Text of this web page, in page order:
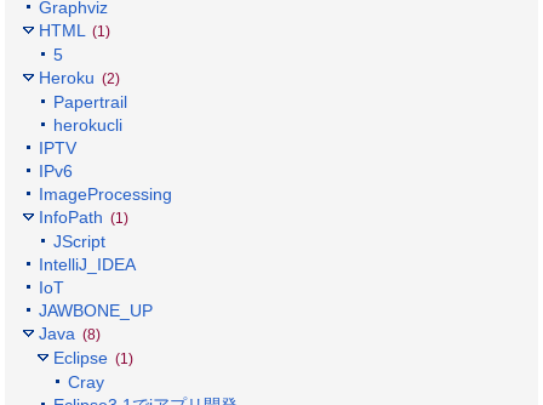
Graphviz
HTML (1)
5
Heroku (2)
Papertrail
herokucli
IPTV
IPv6
ImageProcessing
InfoPath (1)
JScript
IntelliJ_IDEA
IoT
JAWBONE_UP
Java (8)
Eclipse (1)
Cray